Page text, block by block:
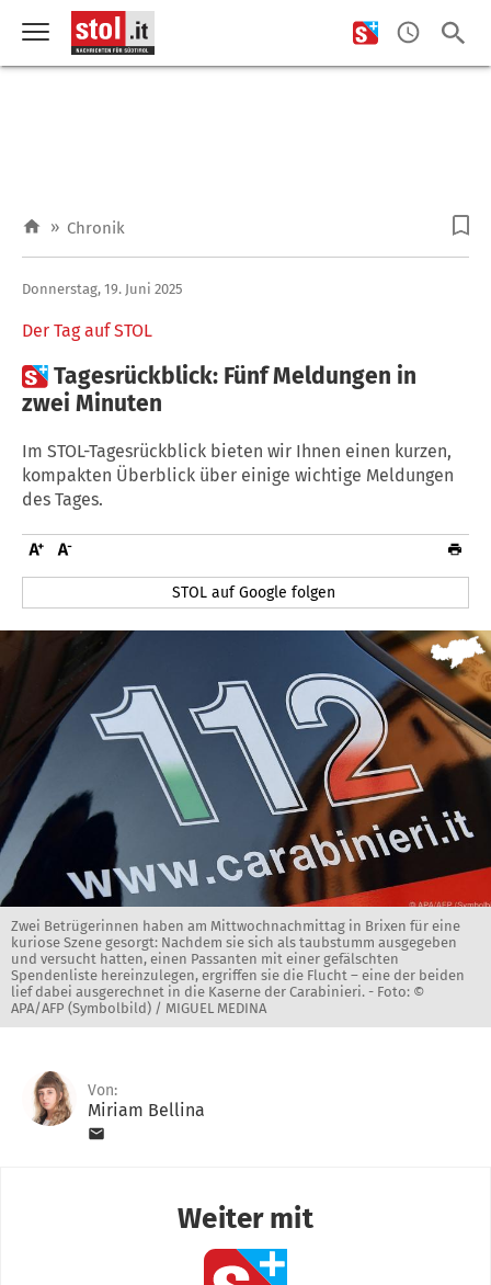
» Chronik
Der Tag auf STOL
Donnerstag, 19. Juni 2025
Tagesrückblick: Fünf Meldungen in
zwei Minuten
Im STOL-Tagesrückblick bieten wir Ihnen einen kurzen,
kompakten Überblick über einige wichtige Meldungen
des Tages.
STOL auf Google folgen
Zwei Betrügerinnen haben am Mittwochnachmittag in Brixen für eine
kuriose Szene gesorgt: Nachdem sie sich als taubstumm ausgegeben
und versucht hatten, einen Passanten mit einer gefälschten
Spendenliste hereinzulegen, ergriffen sie die Flucht – eine der beiden
lief dabei ausgerechnet in die Kaserne der Carabinieri. - Foto: ©
APA/AFP (Symbolbild) / MIGUEL MEDINA
Von:
Miriam Bellina